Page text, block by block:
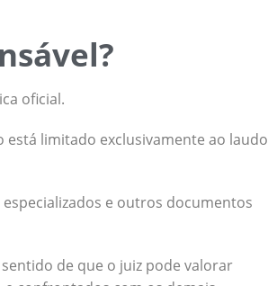
oficial.
está limitado exclusivamente ao laudo
e outros documentos
de que o juiz pode valorar